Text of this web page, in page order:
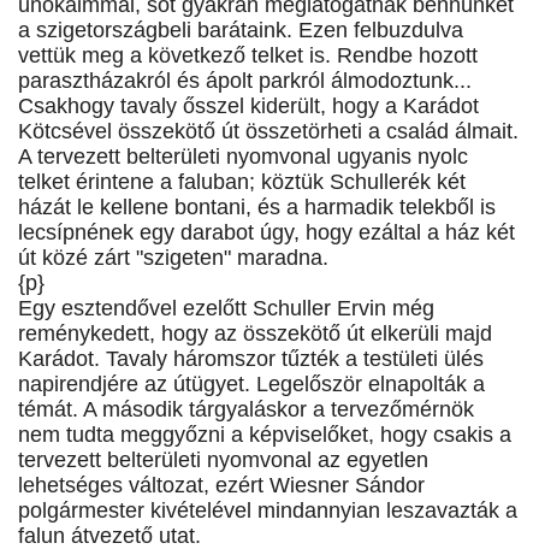
unokáimmal, sőt gyakran meglátogatnak bennünket
a szigetországbeli barátaink. Ezen felbuzdulva
vettük meg a következő telket is. Rendbe hozott
parasztházakról és ápolt parkról álmodoztunk...
Csakhogy tavaly ősszel kiderült, hogy a Karádot
Kötcsével összekötő út összetörheti a család álmait.
A tervezett belterületi nyomvonal ugyanis nyolc
telket érintene a faluban; köztük Schullerék két
házát le kellene bontani, és a harmadik telekből is
lecsípnének egy darabot úgy, hogy ezáltal a ház két
út közé zárt "szigeten" maradna.
{p}
Egy esztendővel ezelőtt Schuller Ervin még
reménykedett, hogy az összekötő út elkerüli majd
Karádot. Tavaly háromszor tűzték a testületi ülés
napirendjére az útügyet. Legelőször elnapolták a
témát. A második tárgyaláskor a tervezőmérnök
nem tudta meggyőzni a képviselőket, hogy csakis a
tervezett belterületi nyomvonal az egyetlen
lehetséges változat, ezért Wiesner Sándor
polgármester kivételével mindannyian leszavazták a
falun átvezető utat.